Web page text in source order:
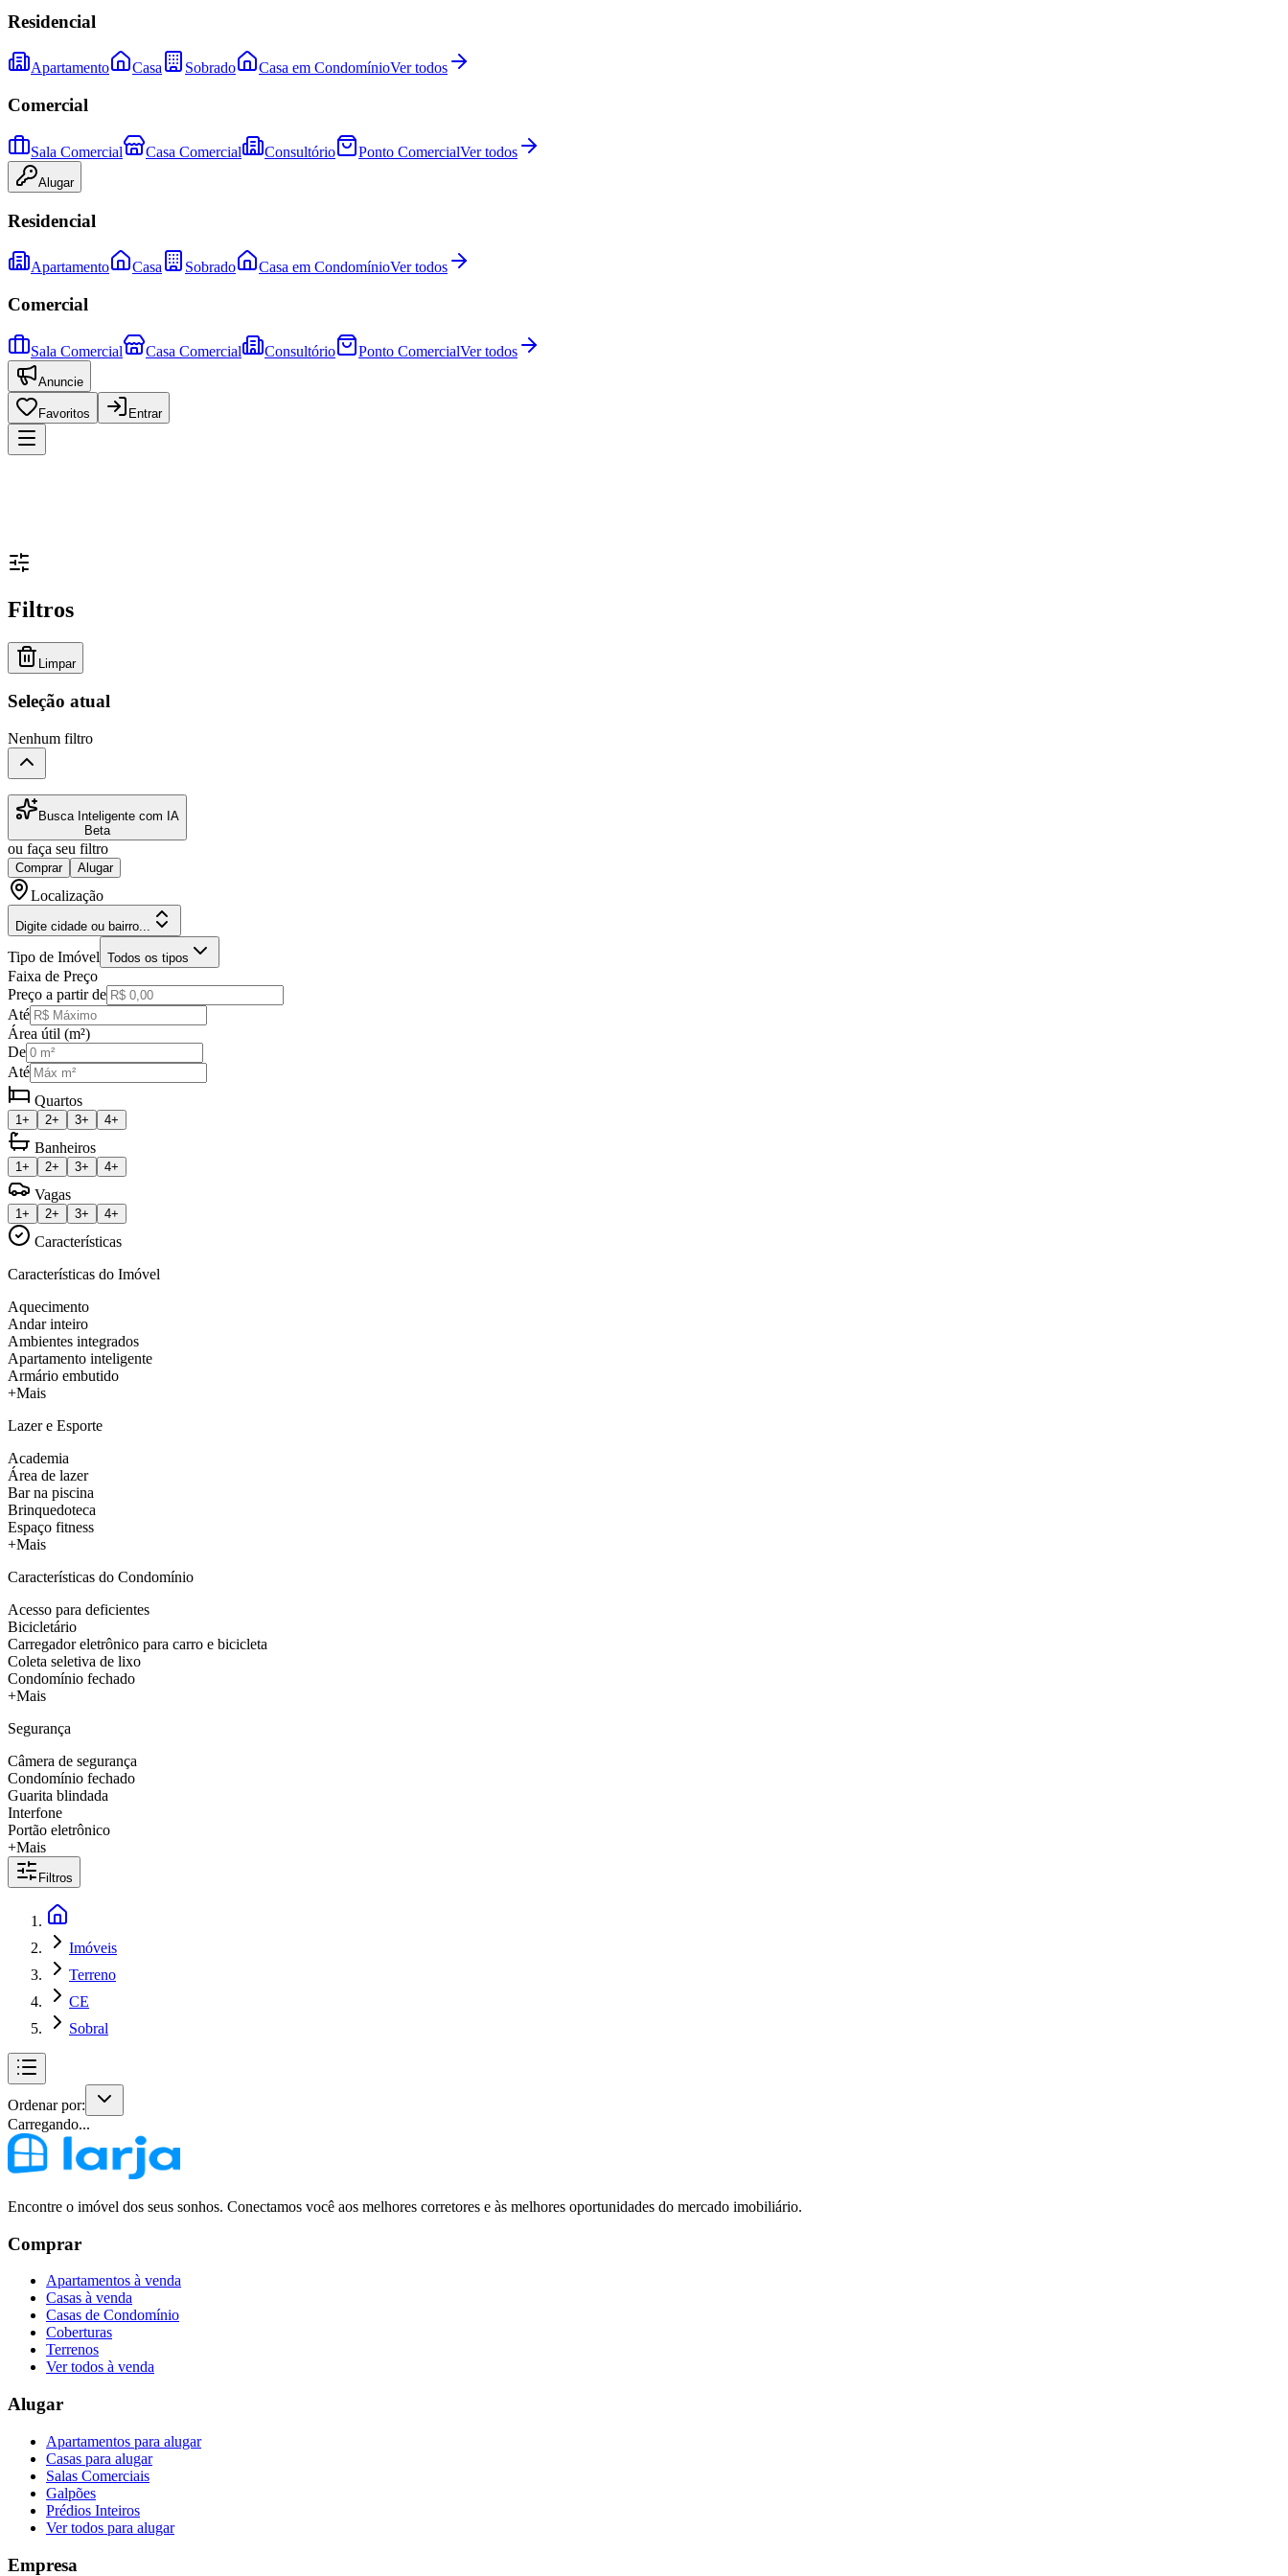
Residencial
Apartamento Casa Sobrado Casa em CondomínioVer todos
Comercial
Sala Comercial Casa Comercial Consultório Ponto ComercialVer todos
Alugar
Residencial
Apartamento Casa Sobrado Casa em CondomínioVer todos
Comercial
Sala Comercial Casa Comercial Consultório Ponto ComercialVer todos
Anuncie
Favoritos Entrar
Filtros
Limpar
Seleção atual
Nenhum filtro
Busca Inteligente com IA
Beta
ou faça seu filtro
Comprar Alugar
Localização
Digite cidade ou bairro...
Tipo de Imóvel Todos os tipos
Faixa de Preço
Preço a partir de
Até
Área útil (m²)
De
Até
Quartos
1+ 2+ 3+ 4+
Banheiros
1+ 2+ 3+ 4+
Vagas
1+ 2+ 3+ 4+
Características
Características do Imóvel
Aquecimento
Andar inteiro
Ambientes integrados
Apartamento inteligente
Armário embutido
+Mais
Lazer e Esporte
Academia
Área de lazer
Bar na piscina
Brinquedoteca
Espaço fitness
+Mais
Características do Condomínio
Acesso para deficientes
Bicicletário
Carregador eletrônico para carro e bicicleta
Coleta seletiva de lixo
Condomínio fechado
+Mais
Segurança
Câmera de segurança
Condomínio fechado
Guarita blindada
Interfone
Portão eletrônico
+Mais
Filtros
Imóveis
Terreno
CE
Sobral
Ordenar por:
Carregando...
Encontre o imóvel dos seus sonhos. Conectamos você aos melhores corretores e às melhores oportunidades do mercado imobiliário.
Comprar
Apartamentos à venda
Casas à venda
Casas de Condomínio
Coberturas
Terrenos
Ver todos à venda
Alugar
Apartamentos para alugar
Casas para alugar
Salas Comerciais
Galpões
Prédios Inteiros
Ver todos para alugar
Empresa